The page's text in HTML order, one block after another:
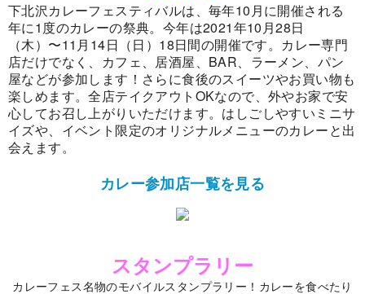
下北沢カレーフェスティバルは、毎年10月に開催される
年に1度のカレーの祭典。今年は2021年10月28日
（木）〜11月14日（日）18日間の開催です。カレー専門
店だけでなく、カフェ、居酒屋、BAR、ラーメン、パン
屋などが参加します！さらに食後のスイーツやお買い物も
楽しめます。全店テイクアウトOKなので、外やお家で安
心してお召し上がりいただけます。はしごしやすいミニサ
イズや、イベント限定のオリジナルメニューのカレーと出
会えます。
カレー参加店一覧を見る
スタンプラリー
カレーフェス名物のモバイルスタンプラリー！カレーを食べたり